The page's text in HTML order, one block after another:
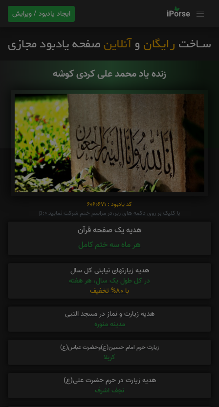
ایجاد یادبود / ویرایش
زنده یاد محمد علی کردی کوشه
کد یادبود : 6060671
با کلیک بر روی دکمه های زیر،در مراسم ختم شرکت نمایید p:0
هدیه یک صفحه قرآن
هر ماه سه ختم کامل
هدیه زیارتهای نیابتی کل سال
در کل طول یک سال، هر هفته
با 80% تخفیف
هدیه زیارت و نماز در مسجد النبی
مدینه منوره
زیارت حرم امام حسین(ع)وحضرت عباس(ع)
کربلا
هدیه زیارت در حرم حضرت علی(ع)
نجف اشرف